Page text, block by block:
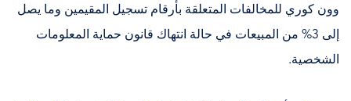
وون كوري للمخالفات المتعلقة بأرقام تسجيل المقيمين وما يصل
إلى 3% من المبيعات في حالة انتهاك قانون حماية المعلومات
الشخصية.